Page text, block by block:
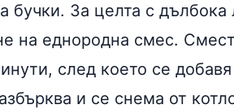
бучки. За целта с
на еднородна смес.
след което се добавя
и се снема от